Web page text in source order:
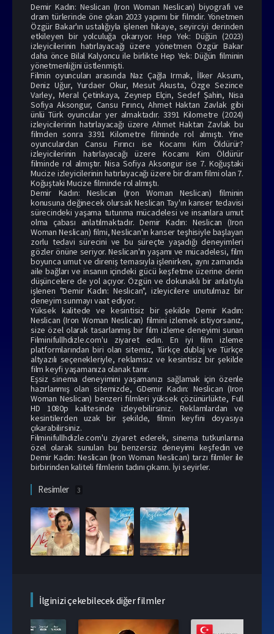
Demir Kadın: Neslican (Iron Woman Neslican) biyografi ve
dram türlerinde öne çıkan 2023 yapımı bir filmdir. Yönetmen
Özgür Bakar'ın ustalığıyla işlenen hikaye, seyirciyi derinden
etkileyen bir yolculuğa çıkarıyor.Hep Yek: Düğün (2023)
izleyicilerinin hatırlayacağı üzere yönetmen Özgür Bakar
daha önce Bilal Kalyoncu ile birlikte Hep Yek: Düğün filminin
yönetmenliğini üstlenmişti.
Filmin oyuncuları arasında Naz Çağla Irmak, İlker Aksum,
Deniz Uğur, Yurdaer Okur, Mesut Akusta, Özge Sezince
Varley, Meral Çetinkaya, Zeynep Elçin, Sedef Şahin, Nisa
Sofiya Aksongur, Cansu Fırıncı, Ahmet Haktan Zavlak gibi
ünlü Türk oyuncular yer almaktadır. 3391 Kilometre (2024)
izleyicilerinin hatırlayacağı üzere Ahmet Haktan Zavlak bu
filmden sonra 3391 Kilometre filminde rol almıştı. Yine
oyunculardan Cansu Fırıncı ise Kocamı Kim Öldürür?
izleyicilerinin hatırlayacağı üzere Kocamı Kim Öldürür
filminde rol almıştır. Nisa Sofiya Aksongur ise 7. Koğuştaki
Mucize izleyicilerinin hatırlayacağı üzere bir dram filmi olan 7.
Koğuştaki Mucize filminde rol almıştı.
Demir Kadın: Neslican (Iron Woman Neslican) filminin
konusuna değinecek olursak Neslican Tay'ın kanser tedavisi
sürecindeki yaşama tutunma mücadelesi ve insanlara umut
olma çabası anlatılmaktadır. Demir Kadın: Neslican (Iron
Woman Neslican) filmi, Neslican'ın kanser teşhisiyle başlayan
zorlu tedavi sürecini ve bu süreçte yaşadığı deneyimleri
gözler önüne seriyor. Neslican'ın yaşamı ve mücadelesi, film
boyunca umut ve direniş temasıyla işlenirken, aynı zamanda
aile bağları ve insanın içindeki gücü keşfetme üzerine derin
düşüncelere de yol açıyor. Özgün ve dokunaklı bir anlatıyla
işlenen "Demir Kadın: Neslican", izleyicilere unutulmaz bir
deneyim sunmayı vaat ediyor.
Yüksek kalitede ve kesintisiz bir şekilde Demir Kadın:
Neslican (Iron Woman Neslican) filmini izlemek istiyorsanız,
size özel olarak tasarlanmış bir film izleme deneyimi sunan
Filminifullhdizle.com'u ziyaret edin. En iyi film izleme
platformlarından biri olan sitemiz, Türkçe dublaj ve Türkçe
altyazılı seçenekleriyle, reklamsız ve kesintisiz bir şekilde
film keyfi yaşamanıza olanak tanır.
Eşsiz sinema deneyimini yaşamanızı sağlamak için özenle
hazırlanmış olan sitemizde, GDemir Kadın: Neslican (Iron
Woman Neslican) benzeri filmleri yüksek çözünürlükte, Full
HD 1080p kalitesinde izleyebilirsiniz. Reklamlardan ve
kesintilerden uzak bir şekilde, filmin keyfini doyasıya
çıkarabilirsiniz.
Filminifullhdizle.com'u ziyaret ederek, sinema tutkunlarına
özel olarak sunulan bu benzersiz deneyimi keşfedin ve
Demir Kadın: Neslican (Iron Woman Neslican) tarzı filmler ile
birbirinden kaliteli filmlerin tadını çıkarın. İyi seyirler.
Resimler 3
İlginizi çekebilecek diğer filmler